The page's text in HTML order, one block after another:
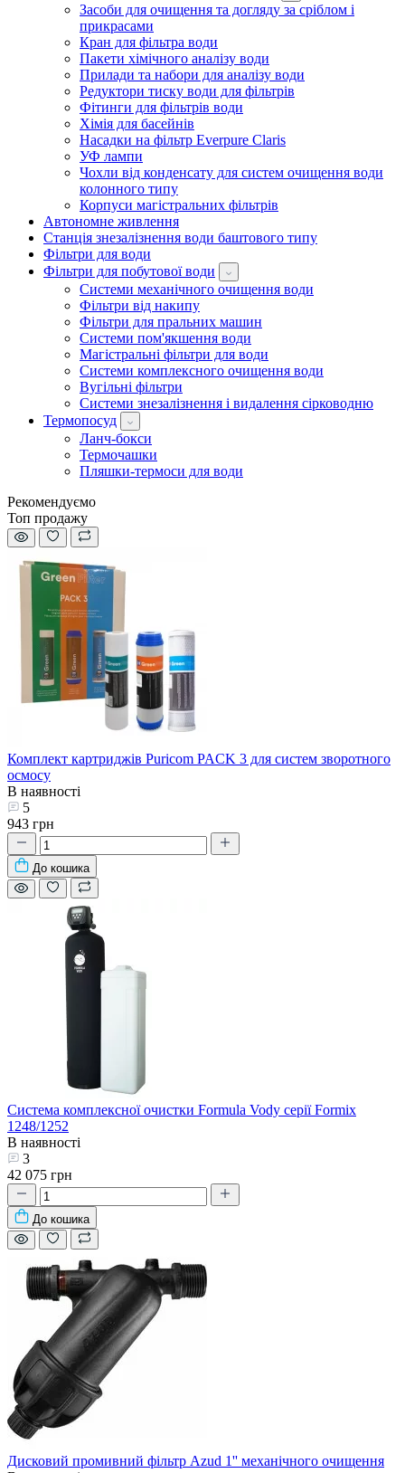
Засоби для очищення та догляду за сріблом і
прикрасами
Кран для фільтра води
Пакети хімічного аналізу води
Прилади та набори для аналізу води
Редуктори тиску води для фільтрів
Фітинги для фільтрів води
Хімія для басейнів
Насадки на фільтр Everpure Claris
УФ лампи
Чохли від конденсату для систем очищення води
колонного типу
Корпуси магістральних фільтрів
Автономне живлення
Станція знезалізнення води баштового типу
Фільтри для води
Фільтри для побутової води
Системи механічного очищення води
Фільтри від накипу
Фільтри для пральних машин
Системи пом'якшення води
Магістральні фільтри для води
Системи комплексного очищення води
Вугільні фільтри
Системи знезалізнення і видалення сірководню
Термопосуд
Ланч-бокси
Термочашки
Пляшки-термоси для води
Рекомендуємо
Топ продажу
Комплект картриджів Puricom PACK 3 для систем зворотного
осмосу
В наявності
5
943 грн
До кошика
Система комплексної очистки Formula Vody серії Formix
1248/1252
В наявності
3
42 075 грн
До кошика
Дисковий промивний фільтр Azud 1'' механічного очищення